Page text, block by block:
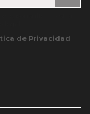
de Privacidad